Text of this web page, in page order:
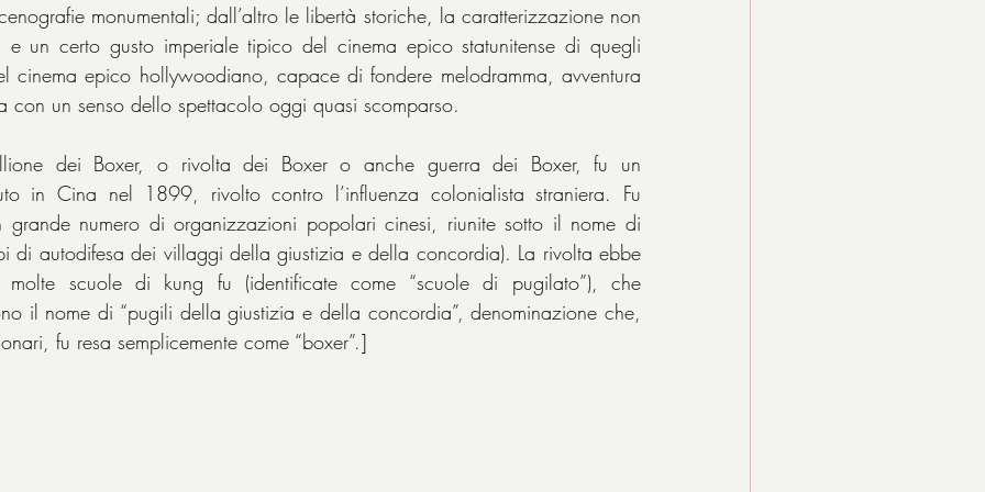
monumentali; dall’altro le libertà storiche, la caratterizzazione non
e un certo gusto imperiale tipico del cinema epico statunitense di quegli
cinema epico hollywoodiano, capace di fondere melodramma, avventura
con un senso dello spettacolo oggi quasi scomparso.
dei Boxer, o rivolta dei Boxer o anche guerra dei Boxer, fu un
in Cina nel 1899, rivolto contro l’influenza colonialista straniera. Fu
numero di organizzazioni popolari cinesi, riunite sotto il nome di
di autodifesa dei villaggi della giustizia e della concordia). La rivolta ebbe
scuole di kung fu (identificate come “scuole di pugilato”), che
il nome di “pugili della giustizia e della concordia”, denominazione che,
fu resa semplicemente come “boxer”.]